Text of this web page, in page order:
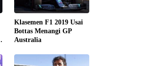
Klasemen F1 2019 Usai
Bottas Menangi GP
Australia